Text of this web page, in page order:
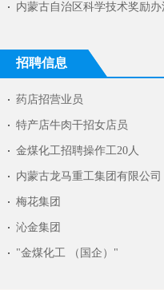
招聘信息
药店招营业员
特产店牛肉干招女店员
金煤化工招聘操作工20人
内蒙古龙马重工集团有限公司
梅花集团
沁金集团
"金煤化工 （国企）"